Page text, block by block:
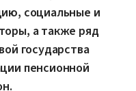
социальные и
а также ряд
государства
пенсионной